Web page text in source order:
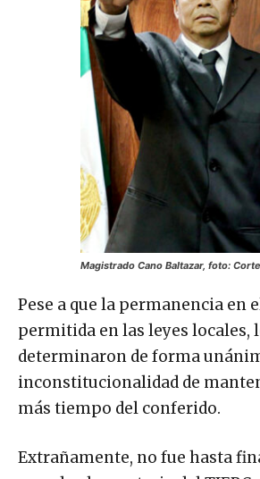
Magistrado Cano Baltazar, foto:
Pese a que la permanencia en
permitida en las leyes locales,
determinaron de forma
inconstitucionalidad de
más tiempo del conferido.
Extrañamente, no fue hasta